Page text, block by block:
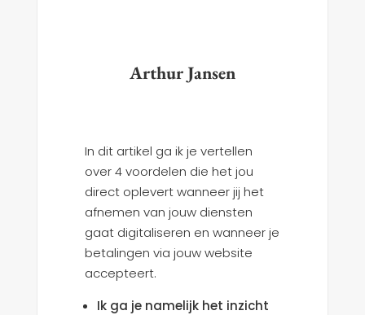
Arthur Jansen
In dit artikel ga ik je vertellen
over 4 voordelen die het jou
direct oplevert wanneer jij het
afnemen van jouw diensten
gaat digitaliseren en wanneer je
betalingen via jouw website
accepteert.
Ik ga je namelijk het inzicht